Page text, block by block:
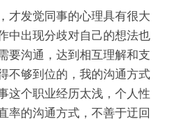
才发觉同事的心理具有很大
中出现分歧对自己的想法也
要沟通，达到相互理解和支
不够到位的，我的沟通方式
这个职业经历太浅，个人性
率的沟通方式，不善于迂回